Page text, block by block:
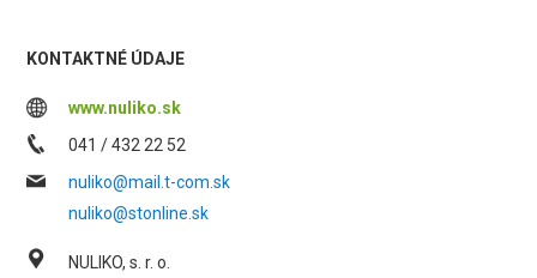
KONTAKTNÉ ÚDAJE
www.nuliko.sk
041 / 432 22 52
nuliko@mail.t-com.sk
nuliko@stonline.sk
NULIKO, s. r. o.